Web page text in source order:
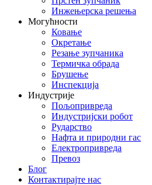
Инжењерска решења
Могућности
Ковање
Окретање
Резање зупчаника
Термичка обрада
Брушење
Инспекција
Индустрије
Пољопривреда
Индустријски робот
Рударство
Нафта и природни гас
Електропривреда
Превоз
Блог
Контактирајте нас